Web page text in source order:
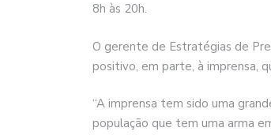
8h às 20h.
O gerente de Estratégias de
positivo, em parte, à imprensa,
“A imprensa tem sido uma
população que tem uma arma